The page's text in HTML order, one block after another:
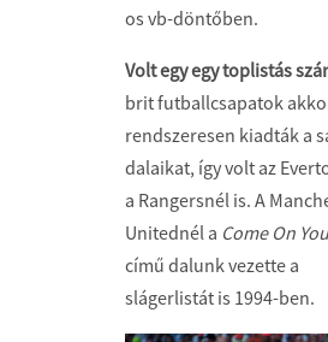
os vb-döntőben.
Volt egy egy toplistás
brit futballcsapatok
rendszeresen kiadták a
dalaikat, így volt az
a Rangersnél is. A
Unitednél a Come On
című dalunk vezette a
slágerlistát is 1994-ben.